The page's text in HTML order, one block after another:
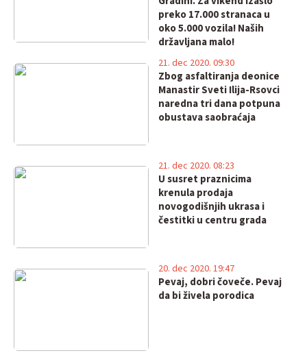
preko 17.000 stranaca u
oko 5.000 vozila! Naših
državljana malo!
Zbog asfaltiranja deonice
Manastir Sveti Ilija-Rsovci
naredna tri dana potpuna
obustava saobraćaja
21. dec 2020. 09:30
U susret praznicima
krenula prodaja
novogodišnjih ukrasa i
čestitki u centru grada
21. dec 2020. 08:23
Pevaj, dobri čoveče. Pevaj
da bi živela porodica
20. dec 2020. 19:47